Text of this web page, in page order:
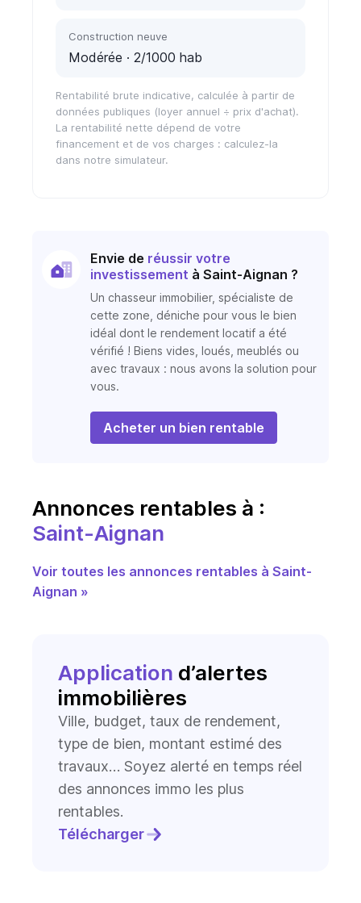
Construction neuve
Modérée · 2/1000 hab
Rentabilité brute indicative, calculée à partir de
données publiques (loyer annuel ÷ prix d'achat).
La rentabilité nette dépend de votre
financement et de vos charges : calculez-la
dans notre simulateur.
Envie de réussir votre
investissement à Saint-Aignan ?
Un chasseur immobilier, spécialiste de
cette zone, déniche pour vous le bien
idéal dont le rendement locatif a été
vérifié ! Biens vides, loués, meublés ou
avec travaux : nous avons la solution pour
vous.
Acheter un bien rentable
Annonces rentables à :
Saint-Aignan
Voir toutes les annonces rentables à Saint-
Aignan »
Application d’alertes
immobilières
Ville, budget, taux de rendement,
type de bien, montant estimé des
travaux… Soyez alerté en temps réel
des annonces immo les plus
rentables.
Télécharger